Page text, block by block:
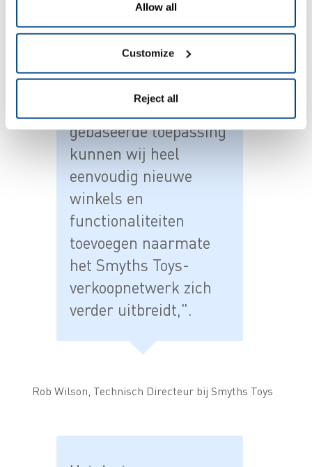
Allow all
Customize
Reject all
kostenbesparende
oplossing bood. Met
hun in de cloud
gebaseerde toepassing
kunnen wij heel
eenvoudig nieuwe
winkels en
functionaliteiten
toevoegen naarmate
het Smyths Toys-
verkoopnetwerk zich
verder uitbreidt,".
Rob Wilson, Technisch Directeur bij Smyths Toys